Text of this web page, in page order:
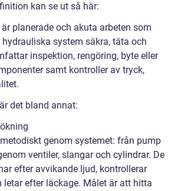
kan se ut så här:
planerade och akuta arbeten som
system säkra, täta och
inspektion, rengöring, byte eller
samt kontroller av tryck,
det bland annat:
genom systemet: från pump
ventiler, slangar och cylindrar. De
efter avvikande ljud, kontrollerar
letar efter läckage. Målet är att hitta